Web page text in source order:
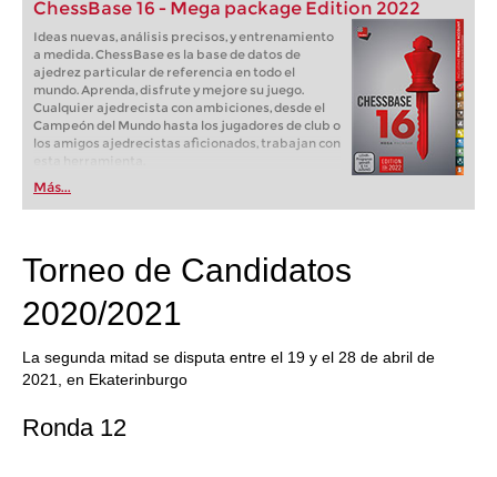
ChessBase 16 - Mega package Edition 2022
Ideas nuevas, análisis precisos, y entrenamiento
a medida. ChessBase es la base de datos de
ajedrez particular de referencia en todo el
mundo. Aprenda, disfrute y mejore su juego.
Cualquier ajedrecista con ambiciones, desde el
Campeón del Mundo hasta los jugadores de club o
los amigos ajedrecistas aficionados, trabajan con
Más...
Torneo de Candidatos
2020/2021
La segunda mitad se disputa entre el 19 y el 28 de abril de
2021, en Ekaterinburgo
Ronda 12